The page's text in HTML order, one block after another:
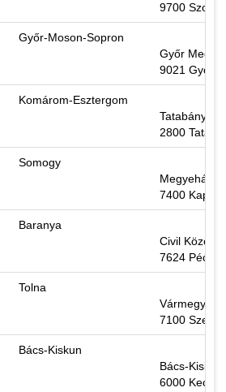
9700
Győr-Moson-Sopron
Győr
9021 Győr,
Komárom-Esztergom
Tatabánya
2800
Somogy
7400
Baranya
Civil
7624 Pécs,
Tolna
7100
Bács-Kiskun
Bács-
6000